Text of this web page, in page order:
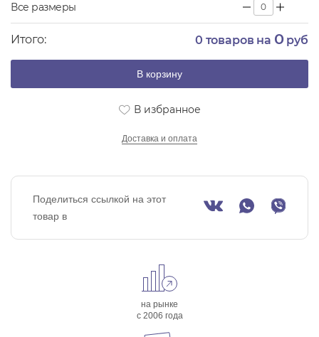
Все размеры
Итого: 0 товаров на 0руб
В корзину
В избранное
Доставка и оплата
Поделиться ссылкой на этот
товар в
на рынке
с 2006 года